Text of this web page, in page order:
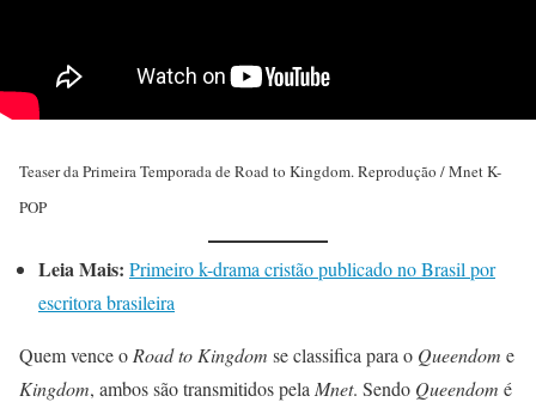
Teaser da Primeira Temporada de Road to Kingdom. Reprodução / Mnet K-
POP
Leia Mais: Primeiro k-drama cristão publicado no Brasil por
escritora brasileira
Quem vence o Road to Kingdom se classifica para o Queendom e
Kingdom, ambos são transmitidos pela Mnet. Sendo Queendom é